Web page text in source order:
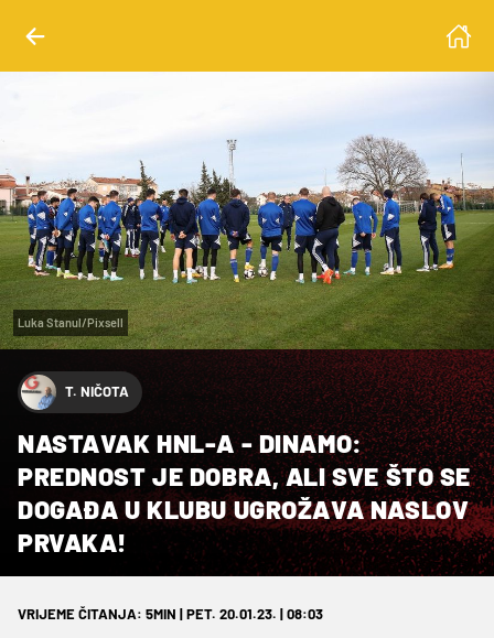
Luka Stanul/Pixsell
T. NIČOTA
NASTAVAK HNL-A - DINAMO:
PREDNOST JE DOBRA, ALI SVE ŠTO SE
DOGAĐA U KLUBU UGROŽAVA NASLOV
PRVAKA!
VRIJEME ČITANJA: 5MIN | PET. 20.01.23. | 08:03